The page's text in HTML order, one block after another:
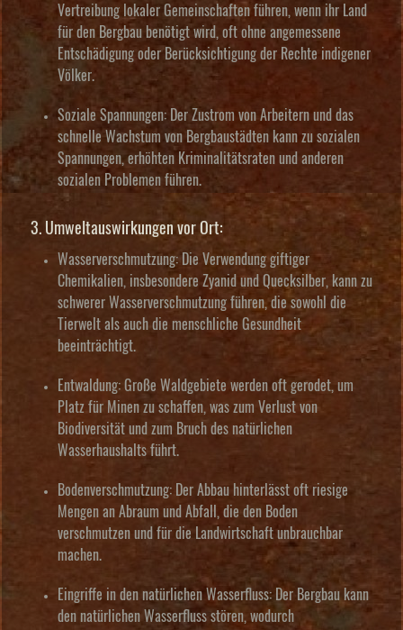
Vertreibung lokaler Gemeinschaften führen, wenn ihr Land
für den Bergbau benötigt wird, oft ohne angemessene
Entschädigung oder Berücksichtigung der Rechte indigener
Völker.
Soziale Spannungen: Der Zustrom von Arbeitern und das
schnelle Wachstum von Bergbaustädten kann zu sozialen
Spannungen, erhöhten Kriminalitätsraten und anderen
sozialen Problemen führen.
3. Umweltauswirkungen vor Ort:
Wasserverschmutzung:Die Verwendung giftiger
Chemikalien, insbesondere Zyanid und Quecksilber, kann zu
schwerer Wasserverschmutzung führen, die sowohl die
Tierwelt als auch die menschliche Gesundheit
beeinträchtigt.
Entwaldung: Große Waldgebiete werden oft gerodet, um
Platz für Minen zu schaffen, was zum Verlust von
Biodiversität und zum Bruch des natürlichen
Wasserhaushalts führt.
Bodenverschmutzung: Der Abbau hinterlässt oft riesige
Mengen an Abraum und Abfall, die den Boden
verschmutzen und für die Landwirtschaft unbrauchbar
machen.
Eingriffe in den natürlichen Wasserfluss: Der Bergbau kann
den natürlichen Wasserfluss stören, wodurch